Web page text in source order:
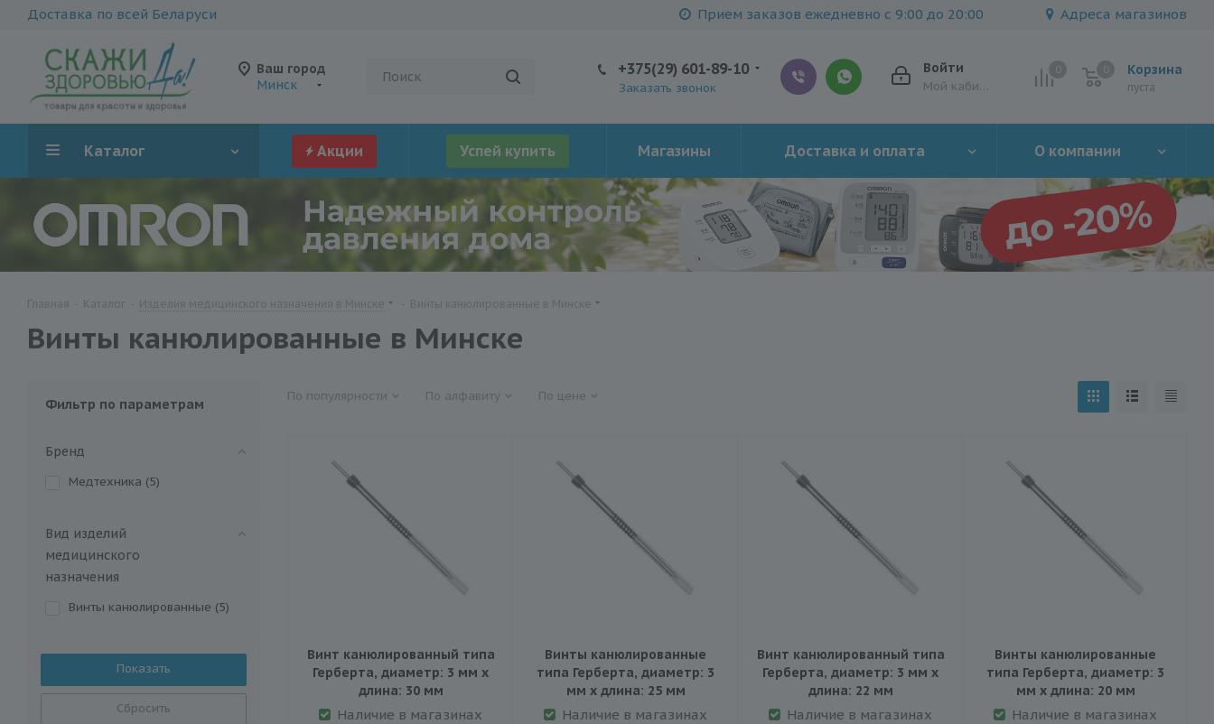
Доставка по всей Беларуси Прием заказов ежедневно с 9:00 до 20:00 Адреса магазинов
Ваш город
Минск
Корзина
пуста
Войти
Мой кабинет
+375(29) 601-89-10
Заказать звонок
Каталог Акции Успей купить Магазины Доставка и оплата О компании
Винты канюлированныe в Минске
По популярности По алфавиту По цене
Винт канюлированный типа
Герберта, диаметр: 3 мм х
длина: 30 мм
Наличие в магазинах
Винты канюлированные
типа Герберта, диаметр: 3
мм х длина: 25 мм
Наличие в магазинах
Винт канюлированный типа
Герберта, диаметр: 3 мм х
длина: 22 мм
Наличие в магазинах
Винты канюлированные
типа Герберта, диаметр: 3
мм х длина: 20 мм
Наличие в магазинах
Фильтр по параметрам
Бренд
Медтехника (5)
Вид изделий
медицинского
назначения
Винты канюлированныe (5)
Сбросить